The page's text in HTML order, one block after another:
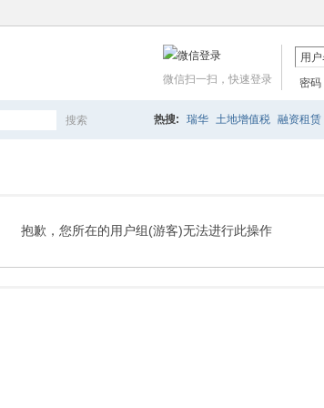
密码
微信扫一扫，快速登录
搜索
索
热搜: 瑞华 土地增值税 融资租赁
抱歉，您所在的用户组(游客)无法进行此操作